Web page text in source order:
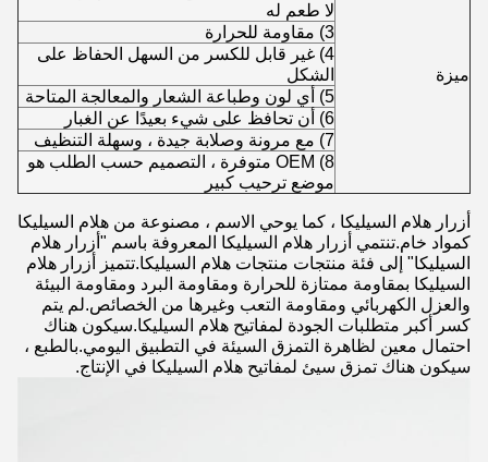
ميزة
لا طعم له
3) مقاومة للحرارة
4) غير قابل للكسر من السهل الحفاظ على
الشكل
5) أي لون وطباعة الشعار والمعالجة المتاحة
6) أن تحافظ على شيء بعيدًا عن الغبار
7) مع مرونة وصلابة جيدة ، وسهلة التنظيف
8) OEM متوفرة ، التصميم حسب الطلب هو
موضع ترحيب كبير
أزرار هلام السيليكا ، كما يوحي الاسم ، مصنوعة من هلام السيليكا
كمواد خام.تنتمي أزرار هلام السيليكا المعروفة باسم "أزرار هلام
السيليكا" إلى فئة منتجات منتجات هلام السيليكا.تتميز أزرار هلام
السيليكا بمقاومة ممتازة للحرارة ومقاومة البرد ومقاومة البيئة
والعزل الكهربائي ومقاومة التعب وغيرها من الخصائص.لم يتم
كسر أكبر متطلبات الجودة لمفاتيح هلام السيليكا.سيكون هناك
احتمال معين لظاهرة التمزق السيئة في التطبيق اليومي.بالطبع ،
سيكون هناك تمزق سيئ لمفاتيح هلام السيليكا في الإنتاج.